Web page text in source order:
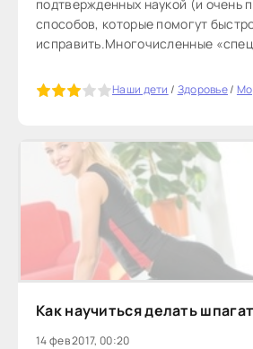
подтвержденных наукой (и очень
способов, которые помогут
исправить.Многочисленные
малоприменимы на практике. Ну
из нас есть время для долгой
Наши дети / Здоровье/
Как научиться делать
14 фев 2017, 00:20